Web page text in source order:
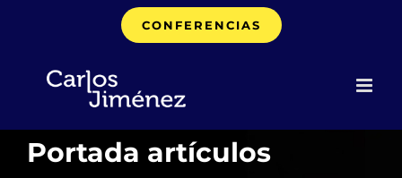
CONFERENCIAS
Portada artículos